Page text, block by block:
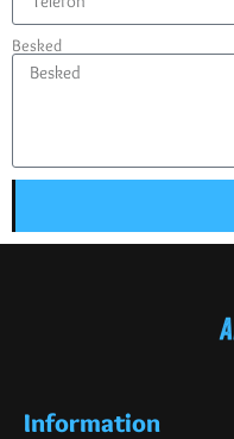
Besked
Information